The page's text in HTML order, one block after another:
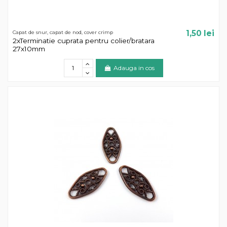
Capat de snur, capat de nod, cover crimp
2xTerminatie cuprata pentru colier/bratara
27x10mm
1,50 lei
Adauga in cos